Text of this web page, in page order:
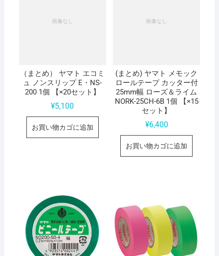
（まとめ） ヤマト エコミ
ュ ノンスリップ E・NS-
200 1個 【×20セット】
¥5,100
お買い物カゴに追加
(まとめ) ヤマト メモック
ロールテープ カッター付
25mm幅 ローズ＆ライム
NORK-25CH-6B 1個 【×15
セット】
¥6,400
お買い物カゴに追加